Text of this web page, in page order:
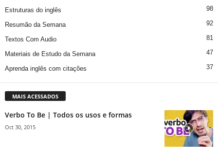
Estruturas do inglês 98
Resumão da Semana 92
Textos Com Audio 81
Materiais de Estudo da Semana 47
Aprenda inglês com citações 37
MAIS ACESSADOS
Verbo To Be | Todos os usos e formas
Oct 30, 2015